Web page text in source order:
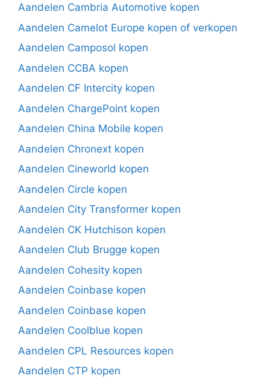
Aandelen Cambria Automotive kopen
Aandelen Camelot Europe kopen of verkopen
Aandelen Camposol kopen
Aandelen CCBA kopen
Aandelen CF Intercity kopen
Aandelen ChargePoint kopen
Aandelen China Mobile kopen
Aandelen Chronext kopen
Aandelen Cineworld kopen
Aandelen Circle kopen
Aandelen City Transformer kopen
Aandelen CK Hutchison kopen
Aandelen Club Brugge kopen
Aandelen Cohesity kopen
Aandelen Coinbase kopen
Aandelen Coinbase kopen
Aandelen Coolblue kopen
Aandelen CPL Resources kopen
Aandelen CTP kopen